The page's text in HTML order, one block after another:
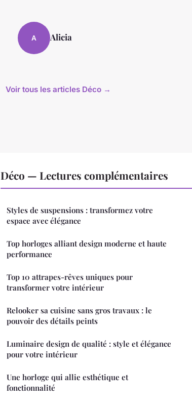
A Alicia
Voir tous les articles Déco →
Déco — Lectures complémentaires
Styles de suspensions : transformez votre
espace avec élégance
Top horloges alliant design moderne et haute
performance
Top 10 attrapes-rêves uniques pour
transformer votre intérieur
Relooker sa cuisine sans gros travaux : le
pouvoir des détails peints
Luminaire design de qualité : style et élégance
pour votre intérieur
Une horloge qui allie esthétique et
fonctionnalité